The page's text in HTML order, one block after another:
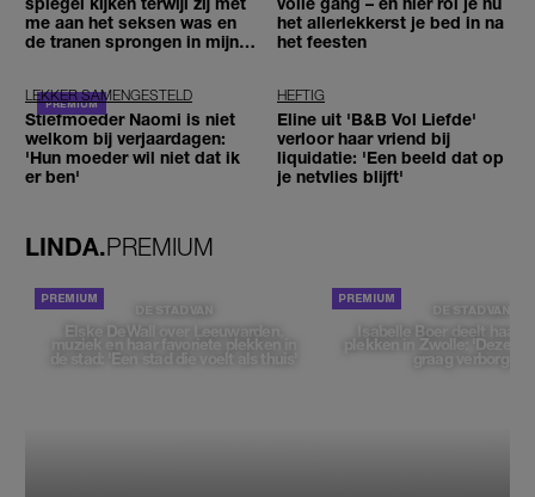
me aan het seksen was en
de tranen sprongen in mijn
het allerlekkerst je bed in na
het feesten
LEKKER SAMENGESTELD
Stiefmoeder Naomi is niet
welkom bij verjaardagen:
'Hun moeder wil niet dat ik
er ben'
HEFTIG
Eline uit 'B&B Vol Liefde'
verloor haar vriend bij
liquidatie: 'Een beeld dat op
je netvlies blijft'
LINDA.PREMIUM
DE STAD VAN
Elske DeWall over Leeuwarden,
muziek en haar favoriete plekken in
de stad: 'Een stad die voelt als thuis'
DE STAD VAN
Isabelle Boer deelt haar
plekken in Zwolle: 'Deze
graag verborgen'